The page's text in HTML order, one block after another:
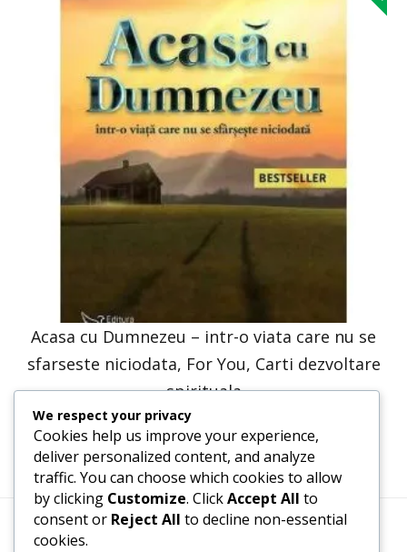
Acasa cu Dumnezeu – intr-o viata care nu se
sfarseste niciodata, For You, Carti dezvoltare
spirituala
41,23lei
Termeni, Condiții & Protecția Datelor (GDPR)
We respect your privacy
Cookies help us improve your experience,
deliver personalized content, and analyze
traffic. You can choose which cookies to allow
by clicking Customize. ClickAccept All to
consent or Reject All to decline non-essential
cookies.